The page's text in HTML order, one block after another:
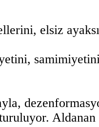
elsiz
Aldanan